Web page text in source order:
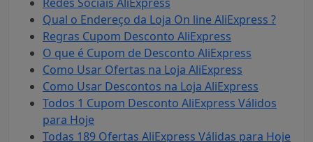
Qual o Endereço da Loja On line AliExpress ?
Regras Cupom Desconto AliExpress
O que é Cupom de Desconto AliExpress
Como Usar Ofertas na Loja AliExpress
Como Usar Descontos na Loja AliExpress
Todos 1 Cupom Desconto AliExpress Válidos
para Hoje
Todas 189 Ofertas AliExpress Válidas para Hoje